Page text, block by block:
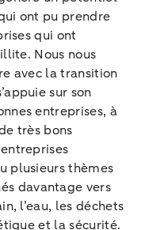
ont pu prendre
qui ont
Nous nous
avec la transition
sur son
entreprises, à
très bons
plusieurs thèmes
davantage vers
l’eau, les déchets
et la sécurité.